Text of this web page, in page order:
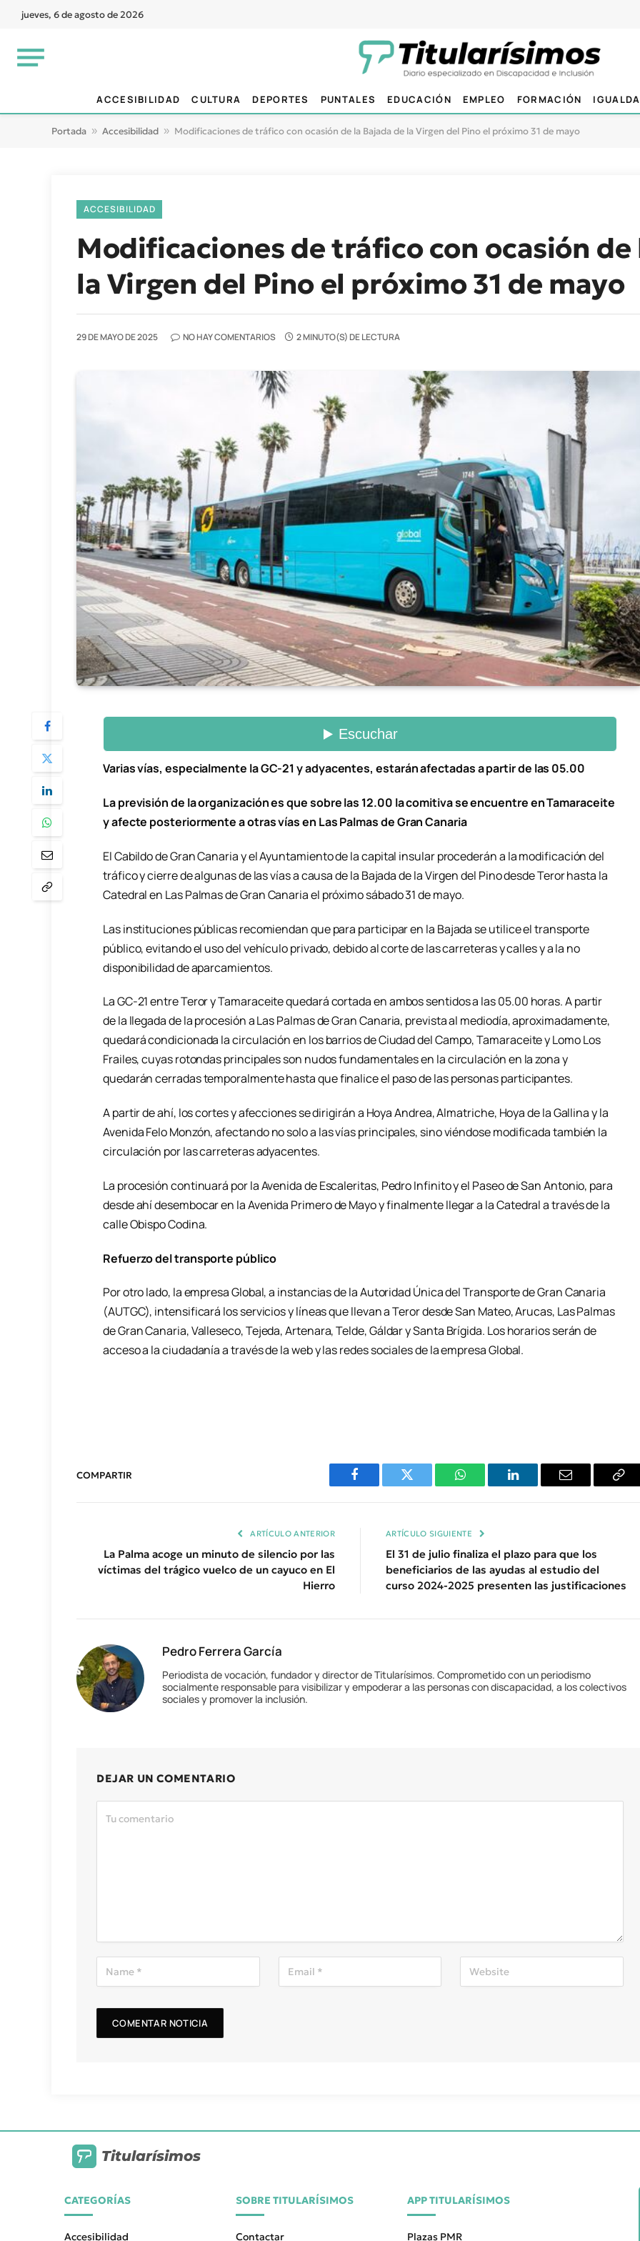
jueves, 6 de agosto de 2026
ACCESIBILIDAD CULTURA DEPORTES PUNTALES EDUCACIÓN EMPLEO FORMACIÓN
Portada » Accesibilidad » Modificaciones de tráfico con ocasión de la Bajada de la Virgen del Pino el próximo 31 de mayo
ACCESIBILIDAD
Modificaciones de tráfico con ocasión de
la Virgen del Pino el próximo 31 de mayo
29 DE MAYO DE 2025 NO HAY COMENTARIOS 2 MINUTO(S) DE LECTURA
Varias vías, especialmente la GC-21 y adyacentes, estarán afectadas a partir de las 05.00
La previsión de la organización es que sobre las 12.00 la comitiva se encuentre en Tamaraceite
y afecte posteriormente a otras vías en Las Palmas de Gran Canaria
El Cabildo de Gran Canaria y el Ayuntamiento de la capital insular procederán a la modificación del
tráfico y cierre de algunas de las vías a causa de la Bajada de la Virgen del Pino desde Teror hasta la
Catedral en Las Palmas de Gran Canaria el próximo sábado 31 de mayo.
Las instituciones públicas recomiendan que para participar en la Bajada se utilice el transporte
público, evitando el uso del vehículo privado, debido al corte de las carreteras y calles y a la no
disponibilidad de aparcamientos.
La GC-21 entre Teror y Tamaraceite quedará cortada en ambos sentidos a las 05.00 horas. A partir
de la llegada de la procesión a Las Palmas de Gran Canaria, prevista al mediodía, aproximadamente,
quedará condicionada la circulación en los barrios de Ciudad del Campo, Tamaraceite y Lomo Los
Frailes, cuyas rotondas principales son nudos fundamentales en la circulación en la zona y
quedarán cerradas temporalmente hasta que finalice el paso de las personas participantes.
A partir de ahí, los cortes y afecciones se dirigirán a Hoya Andrea, Almatriche, Hoya de la Gallina y la
Avenida Felo Monzón, afectando no solo a las vías principales, sino viéndose modificada también la
circulación por las carreteras adyacentes.
La procesión continuará por la Avenida de Escaleritas, Pedro Infinito y el Paseo de San Antonio, para
desde ahí desembocar en la Avenida Primero de Mayo y finalmente llegar a la Catedral a través de la
calle Obispo Codina.
Refuerzo del transporte público
Por otro lado, la empresa Global, a instancias de la Autoridad Única del Transporte de Gran Canaria
(AUTGC), intensificará los servicios y líneas que llevan a Teror desde San Mateo, Arucas, Las Palmas
de Gran Canaria, Valleseco, Tejeda, Artenara, Telde, Gáldar y Santa Brígida. Los horarios serán de
acceso a la ciudadanía a través de la web y las redes sociales de la empresa Global.
COMPARTIR
Facebook Twitter WhatsAppLinkedIn Email
ARTÍCULO ANTERIOR
La Palma acoge un minuto de silencio por las
víctimas del trágico vuelco de un cayuco en El
Hierro
ARTÍCULO SIGUIENTE
El 31 de julio finaliza el plazo para que los
beneficiarios de las ayudas al estudio del
curso 2024-2025 presenten las justificaciones
Pedro Ferrera García
Periodista de vocación, fundador y director de Titularísimos. Comprometido con un periodismo
socialmente responsable para visibilizar y empoderar a las personas con discapacidad, a los colectivos
sociales y promover la inclusión.
DEJAR UN COMENTARIO
Titularísimos
CATEGORÍAS
Accesibilidad
SOBRE TITULARÍSIMOS
Contactar
APP TITULARÍSIMOS
Plazas PMR